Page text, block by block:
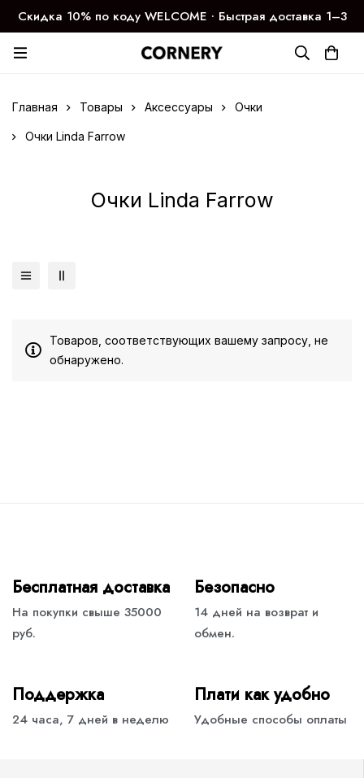
Скидка 10% по коду WELCOME ∙ Быстрая доставка 1–3
дня
Главная Товары Аксессуары Очки
Очки Linda Farrow
Очки Linda Farrow
Товаров, соответствующих вашему запросу, не
обнаружено.
Бесплатная доставка
На покупки свыше 35000
руб.
Безопасно
14 дней на возврат и
обмен.
Поддержка
24 часа, 7 дней в неделю
Плати как удобно
Удобные способы оплаты